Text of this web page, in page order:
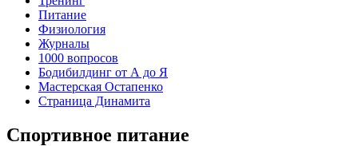
Питание
Физиология
Журналы
1000 вопросов
Бодибилдинг от А до Я
Мастерская Остапенко
Страница Динамита
Спортивное питание